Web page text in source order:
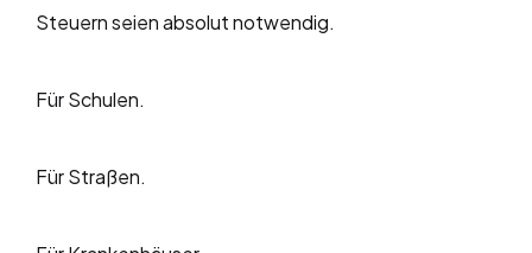
Steuern seien absolut notwendig.
Für Schulen.
Für Straßen.